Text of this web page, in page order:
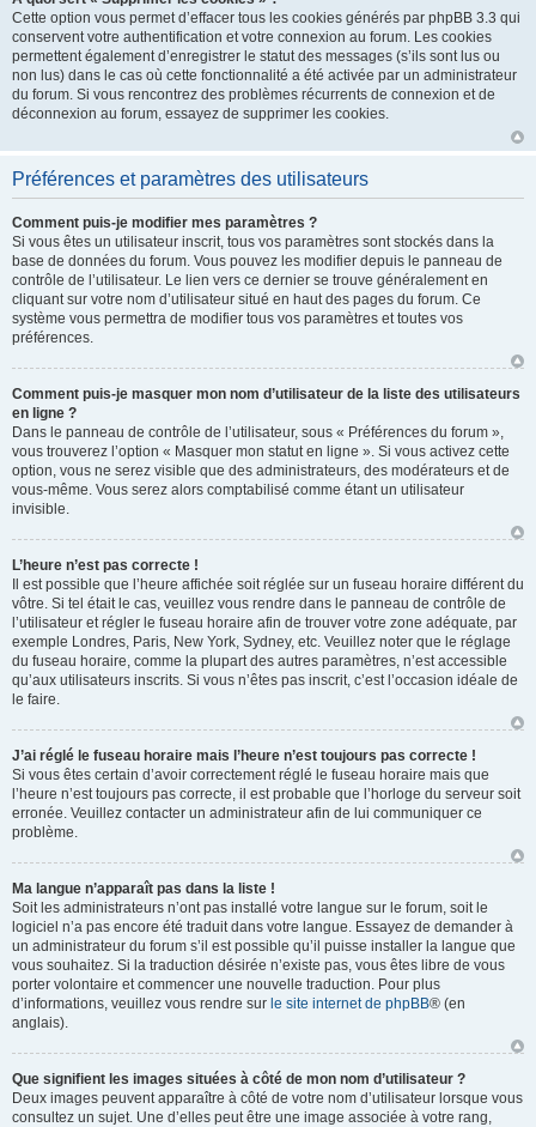
Cette option vous permet d’effacer tous les cookies générés par phpBB 3.3 qui
conservent votre authentification et votre connexion au forum. Les cookies
permettent également d’enregistrer le statut des messages (s’ils sont lus ou
non lus) dans le cas où cette fonctionnalité a été activée par un administrateur
du forum. Si vous rencontrez des problèmes récurrents de connexion et de
déconnexion au forum, essayez de supprimer les cookies.
Préférences et paramètres des utilisateurs
Comment puis-je modifier mes paramètres ?
Si vous êtes un utilisateur inscrit, tous vos paramètres sont stockés dans la
base de données du forum. Vous pouvez les modifier depuis le panneau de
contrôle de l’utilisateur. Le lien vers ce dernier se trouve généralement en
cliquant sur votre nom d’utilisateur situé en haut des pages du forum. Ce
système vous permettra de modifier tous vos paramètres et toutes vos
préférences.
Comment puis-je masquer mon nom d’utilisateur de la liste des utilisateurs
en ligne ?
Dans le panneau de contrôle de l’utilisateur, sous « Préférences du forum »,
vous trouverez l’option « Masquer mon statut en ligne ». Si vous activez cette
option, vous ne serez visible que des administrateurs, des modérateurs et de
vous-même. Vous serez alors comptabilisé comme étant un utilisateur
invisible.
L’heure n’est pas correcte !
Il est possible que l’heure affichée soit réglée sur un fuseau horaire différent du
vôtre. Si tel était le cas, veuillez vous rendre dans le panneau de contrôle de
l’utilisateur et régler le fuseau horaire afin de trouver votre zone adéquate, par
exemple Londres, Paris, New York, Sydney, etc. Veuillez noter que le réglage
du fuseau horaire, comme la plupart des autres paramètres, n’est accessible
qu’aux utilisateurs inscrits. Si vous n’êtes pas inscrit, c’est l’occasion idéale de
le faire.
J’ai réglé le fuseau horaire mais l’heure n’est toujours pas correcte !
Si vous êtes certain d’avoir correctement réglé le fuseau horaire mais que
l’heure n’est toujours pas correcte, il est probable que l’horloge du serveur soit
erronée. Veuillez contacter un administrateur afin de lui communiquer ce
problème.
Ma langue n’apparaît pas dans la liste !
Soit les administrateurs n’ont pas installé votre langue sur le forum, soit le
logiciel n’a pas encore été traduit dans votre langue. Essayez de demander à
un administrateur du forum s’il est possible qu’il puisse installer la langue que
vous souhaitez. Si la traduction désirée n’existe pas, vous êtes libre de vous
porter volontaire et commencer une nouvelle traduction. Pour plus
d’informations, veuillez vous rendre sur le site internet de phpBB® (en
anglais).
Que signifient les images situées à côté de mon nom d’utilisateur ?
Deux images peuvent apparaître à côté de votre nom d’utilisateur lorsque vous
consultez un sujet. Une d’elles peut être une image associée à votre rang,